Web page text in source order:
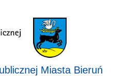
Miasta Bieruń